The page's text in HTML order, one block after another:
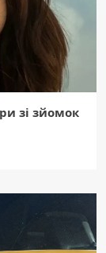
зі зйомок